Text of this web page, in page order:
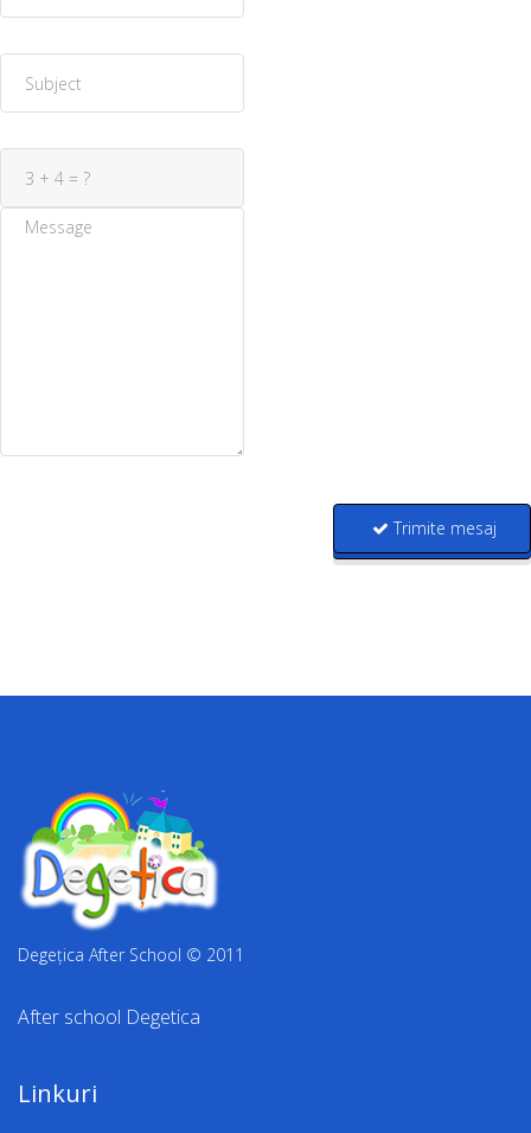
Trimite mesaj
Degețica After School © 2011
After school Degetica
Linkuri